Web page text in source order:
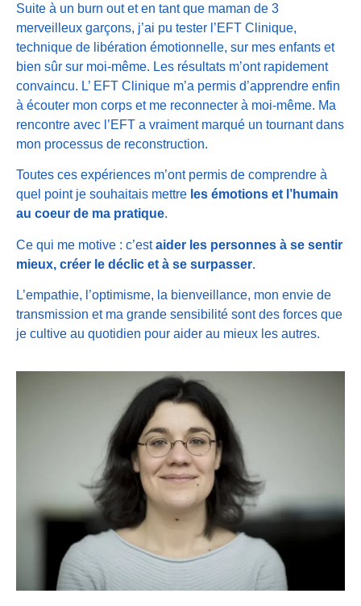
Suite à un burn out et en tant que maman de 3
merveilleux garçons, j’ai pu tester l’EFT Clinique,
technique de libération émotionnelle, sur mes enfants et
bien sûr sur moi-même. Les résultats m’ont rapidement
convaincu. L’ EFT Clinique m’a permis d’apprendre enfin
à écouter mon corps et me reconnecter à moi-même. Ma
rencontre avec l’EFT a vraiment marqué un tournant dans
mon processus de reconstruction.
Toutes ces expériences m’ont permis de comprendre à
quel point je souhaitais mettre les émotions et l’humain
au coeur de ma pratique.
Ce qui me motive : c’estaider les personnes à se sentir
mieux, créer le déclic et à se surpasser.
L’empathie, l’optimisme, la bienveillance, mon envie de
transmission et ma grande sensibilité sont des forces que
je cultive au quotidien pour aider au mieux les autres.